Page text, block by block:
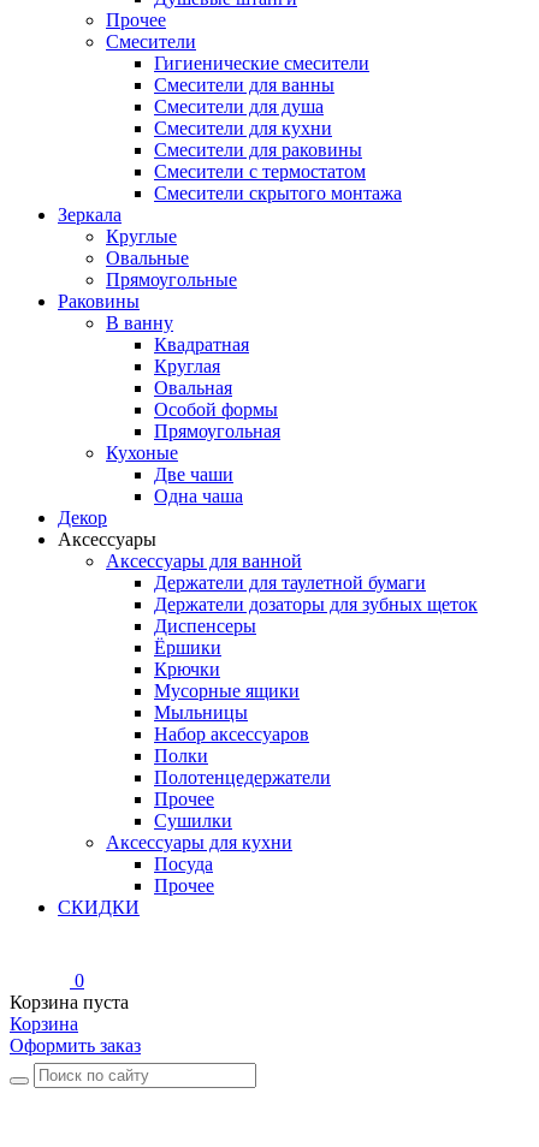
Прочее
Смесители
Гигиенические смесители
Смесители для ванны
Смесители для душа
Смесители для кухни
Смесители для раковины
Смесители с термостатом
Смесители скрытого монтажа
Зеркала
Круглые
Овальные
Прямоугольные
Раковины
В ванну
Квадратная
Круглая
Овальная
Особой формы
Прямоугольная
Кухоные
Две чаши
Одна чаша
Декор
Аксессуары
Аксессуары для ванной
Держатели для таулетной бумаги
Держатели дозаторы для зубных щеток
Диспенсеры
Ёршики
Крючки
Мусорные ящики
Мыльницы
Набор аксессуаров
Полки
Полотенцедержатели
Прочее
Сушилки
Аксессуары для кухни
Посуда
Прочее
СКИДКИ
0
Корзина пуста
Корзина
Оформить заказ